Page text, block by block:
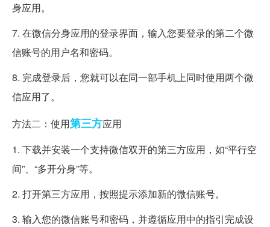
身应用。
7. 在微信分身应用的登录界面，输入您要登录的第二个微
信账号的用户名和密码。
8. 完成登录后，您就可以在同一部手机上同时使用两个微
信应用了。
方法二：使用第三方应用
1. 下载并安装一个支持微信双开的第三方应用，如“平行空
间”、“多开分身”等。
2. 打开第三方应用，按照提示添加新的微信账号。
3. 输入您的微信账号和密码，并遵循应用中的指引完成设